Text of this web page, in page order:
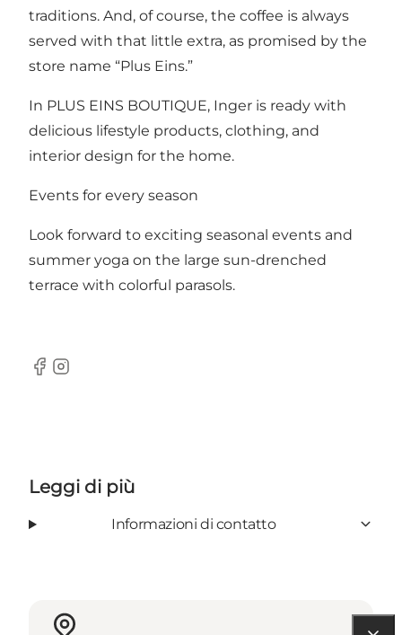
traditions. And, of course, the coffee is always
served with that little extra, as promised by the
store name “Plus Eins.”
In PLUS EINS BOUTIQUE, Inger is ready with
delicious lifestyle products, clothing, and
interior design for the home.
Events for every season
Look forward to exciting seasonal events and
summer yoga on the large sun-drenched
terrace with colorful parasols.
Facebook
Instagram
Leggi di più
Informazioni di contatto